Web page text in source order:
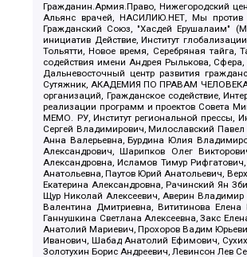
Гражданин.Армия.Право, Нижегородский
Альянс врачей, НАСИЛИЮ.НЕТ, Мы против
Гражданский Союз, "Хасдей Ерушалаим"
инициатив Действие, Институт
Тольятти, Новое время, Серебряная тайга,
содействия имени Андрея Рылькова,
Дальневосточный центр развития
Сутяжник, АКАДЕМИЯ ПО ПРАВАМ ЧЕЛОВЕКА,
организаций, Гражданское содействие,
реализации программ и проектов Совета
МЕМО. РУ, Институт региональной прессы,
Сергей Владимирович, Милославский
Анна Валерьевна, Бурдина Юлия
Александрович, Шарипков Олег
Александровна, Исламов Тимур
Анатольевна, Паутов Юрий Анатольевич,
Екатерина Александровна, Рачинский Ян
Щур Николай Алексеевич, Аверин
Валентина Дмитриевна, Вититинова
Ганнушкина Светлана Алексеевна, Закс
Анатолий Мариевич, Прохоров Вадим
Иванович, Шабад Анатолий Ефимович,
Золотухин Борис Андреевич, Левинсон Лев